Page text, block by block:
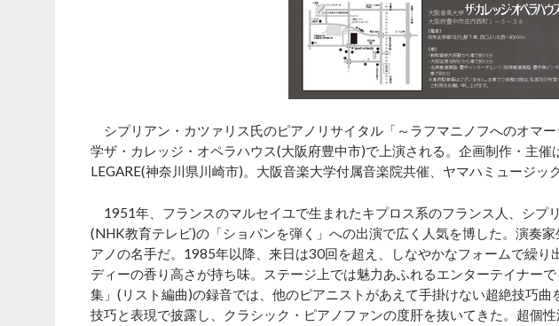
シプリアン・カツァリス氏のピアノリサイタル「～ラフマニノフへのオマ
学ザ・カレッジ・オペラハウス(大阪府豊中市)で上演される。企画制作・主
LEGARE(神奈川県川崎市)。大阪音楽大学付属音楽院共催、ヤマハミュージッ
1951年、フランスのマルセイユで生まれたキプロス系のフランス人、シプ
(NHK教育テレビ)の「ショパンを弾く」への出演で広く人気を博した。演奏
アノの名手だ。1985年以降、来日は30回を超え、しなやかなフォームで繰り
ディーの香り高さが持ち味。ステージ上では魅力あふれるエンターテイナー
集」(リスト編曲)の録音では、他のピアニストがあえて手掛けない超絶技巧
技巧と表現で披露し、クラシック・ピアノファンの度肝を抜いてきた。超個